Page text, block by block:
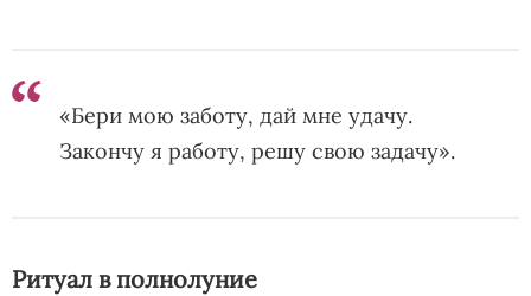
«Бери мою заботу, дай мне удачу.
Закончу я работу, решу свою задачу».
Ритуал в полнолуние